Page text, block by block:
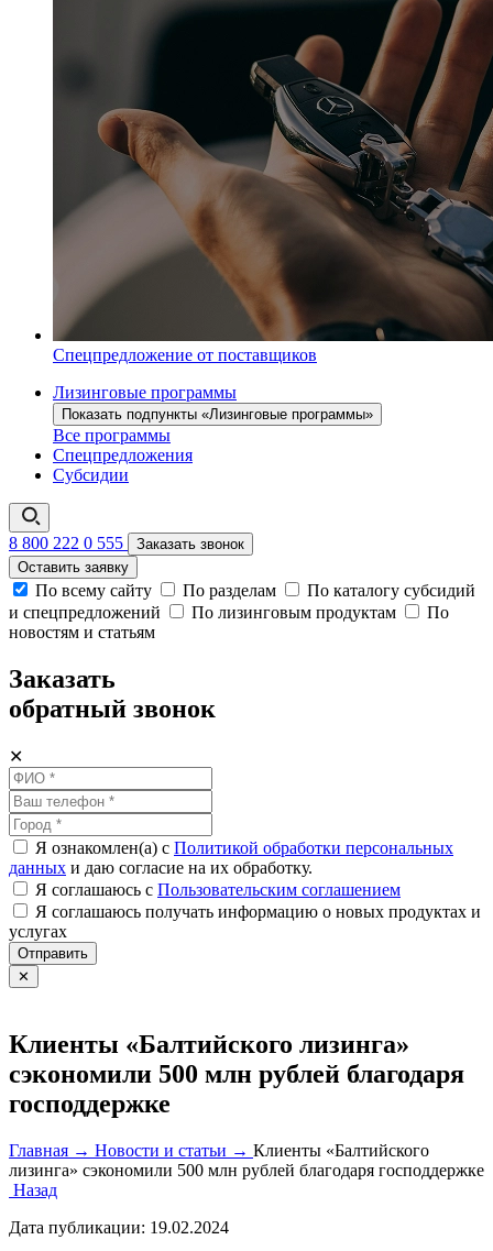
Спецпредложение от поставщиков
Лизинговые программы
Показать подпункты «Лизинговые программы»
Все программы
Спецпредложения
Субсидии
8 800 222 0 555
Заказать звонок
Оставить заявку
По всему сайту По разделам
По каталогу субсидий
и спецпредложений
По лизинговым продуктам
По
новостям и статьям
Заказать
обратный звонок
✕
Я ознакомлен(а) с Политикой обработки персональных
данных и даю согласие на их обработку.
Я соглашаюсь c Пользовательским соглашением
Я соглашаюсь получать информацию о новых продуктах и
услугах
Отправить
✕
Клиенты «Балтийского лизинга»
сэкономили 500 млн рублей благодаря
господдержке
Главная → Новости и статьи → Клиенты «Балтийского
лизинга» сэкономили 500 млн рублей благодаря господдержке
Назад
Дата публикации: 19.02.2024